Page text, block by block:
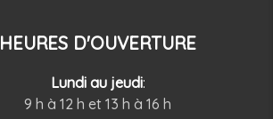
HEURES D'OUVERTURE
Lundi au jeudi:
9 h à 12 h et 13 h à 16 h